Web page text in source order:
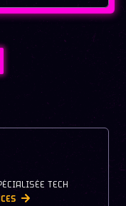
TECH